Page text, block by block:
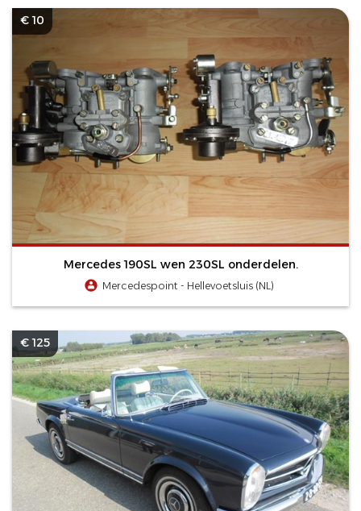
€ 10
Mercedes 190SL wen 230SL onderdelen.
Mercedespoint - Hellevoetsluis (NL)
€ 125